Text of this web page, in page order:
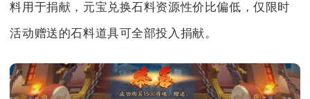
料用于捐献，元宝兑换石料资源性价比偏低，仅限时
活动赠送的石料道具可全部投入捐献。